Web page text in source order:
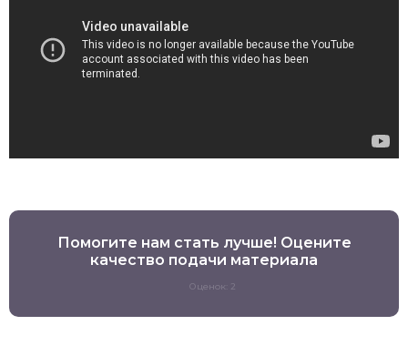
Помогите нам стать лучше! Оцените
качество подачи материала
Оценок: 2